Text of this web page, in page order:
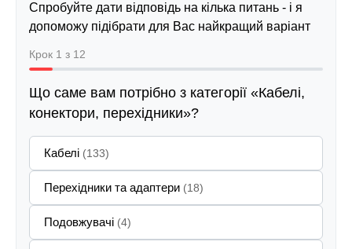
Спробуйте дати відповідь на кілька питань - і я
допоможу підібрати для Вас найкращий варіант
Крок 1 з 12
Що саме вам потрібно з категорії «Кабелі,
конектори, перехідники»?
Кабелі (133)
Перехідники та адаптери (18)
Подовжувачі (4)